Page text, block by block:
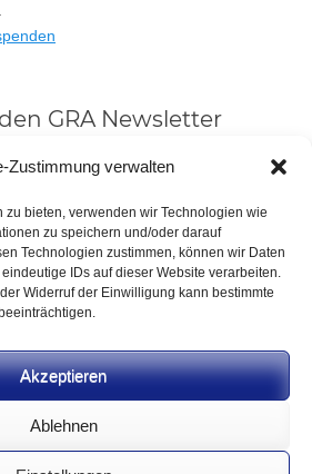
Zustimmung verwalten
zu bieten, verwenden wir Technologien wie
zu speichern und/oder darauf
Technologien zustimmen, können wir Daten
IDs auf dieser Website verarbeiten.
Widerruf der Einwilligung kann bestimmte
Akzeptieren
Ablehnen
GRA Newsletter
Name
sofort